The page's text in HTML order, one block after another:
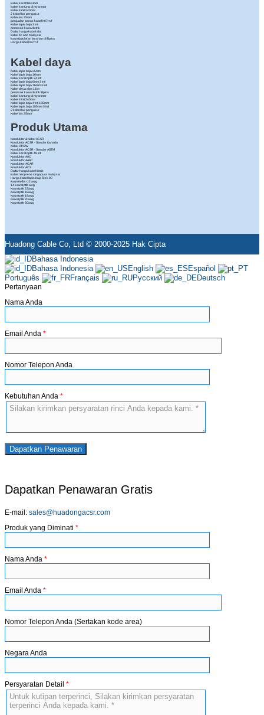
kabel karet fleksibel
kabel kantung di myanmar
Kabel 4 inti 240mm
2 kabel las pengukur
Kabel las 25mm
penjualan panas kabel h07rn f
Kabel lapis baja 3 inti
pemasok kawat listrik
Daftar harga kabel abc
kabel 4c abc malaysia
kawat jatuhkan layanan di filipina
Harga kabel ho7rn f
Kabel daya
Kabel lapis baja 25mm
Kabel lapis baja 16mm
Kabel serat optik 24 inti
Kabel lapis baja 6mm 3 inti
Kabel lapis baja 16mm 3 inti
Kabel daya xlpe 11kv
pemasok kawat listrik filipina
kabel kantung di myanmar
Kabel 4 inti 240mm
Kabel lapis baja 4 inti 185mm
Kabel lapis baja 185mm 3 inti
2 kabel las pengukur
Kabel las 25mm
Produk Utama
Konduktor & Kabel ACSR
Konduktor ACSR - Standar Kanada
Kabel OPGW
Konduktor ACSR - Standar ASTM
Kabel serat optik 48 inti
Konduktor AAC
Konduktor AAAC
Konduktor ACAR
Konduktor ACS
Daftar harga kabel listrik
kabel neoprene singapura malaysia
Harga kabel lapis baja Teck 90
Kawat teflon 12 awg
14 kawat ptfe awg
Kawat ptfe 22awg
Kawat ptfe 16awg
Kawat ptfe 18awg
Kawat ptfe 20awg
Kawat ptfe 30awg
Huadong Cable Co, Ltd © 2000-2025 Hak Cipta
Bahasa Indonesia
Bahasa Indonesia
English
Español
Português
Français Русский Deutsch
Pertanyaan
Nama Anda
Email Anda *
Nomor Telepon Anda
Kebutuhan Anda *
Dapatkan Penawaran Gratis
E-mail: sales@huadongacsr.com
Produk yang Diminati *
Nama Anda *
Email Anda *
Nomor Telepon Anda (Sertakan kode area)
Negara Anda
Persyaratan Detail *